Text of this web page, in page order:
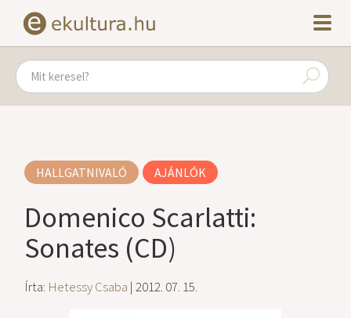
HALLGATNIVALÓ AJÁNLÓK
Domenico Scarlatti:
Sonates (CD)
Írta: Hetessy Csaba | 2012. 07. 15.